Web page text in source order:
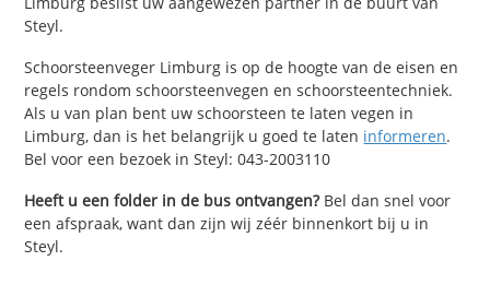
Steyl.
Schoorsteenveger Limburg is op de hoogte van de eisen en
regels rondom schoorsteenvegen en schoorsteentechniek.
Als u van plan bent uw schoorsteen te laten vegen in
Limburg, dan is het belangrijk u goed te laten informeren.
Bel voor een bezoek in Steyl: 043-2003110
Heeft u een folder in de bus ontvangen?Bel dan snel voor
een afspraak, want dan zijn wij zéér binnenkort bij u in
Steyl.